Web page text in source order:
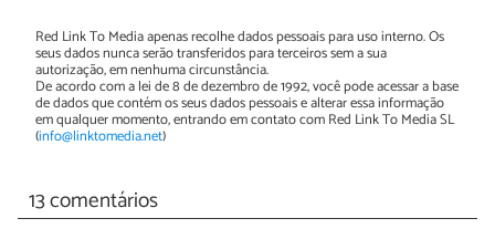
Red Link To Media apenas recolhe dados pessoais para uso interno. Os
seus dados nunca serão transferidos para terceiros sem a sua
autorização, em nenhuma circunstância.
De acordo com a lei de 8 de dezembro de 1992, você pode acessar a base
de dados que contém os seus dados pessoais e alterar essa informação
em qualquer momento, entrando em contato com Red Link To Media SL
(info@linktomedia.net)
13 comentários